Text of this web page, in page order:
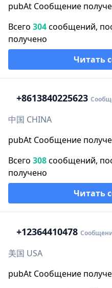
pubAt Сообщение
Всего 304сообщений,
получено
Читать
+8613840225623
中国 CHINA
pubAt Сообщение
Всего 308сообщений,
получено
Читать
+12364410478
美国 USA
pubAt Сообщение